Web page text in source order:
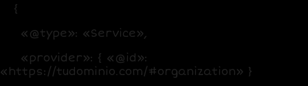
{
«@type»: «Service»,
«provider»: { «@id»:
«https://tudominio.com/#organization» }